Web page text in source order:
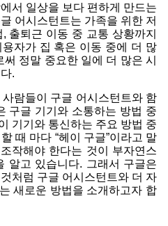
서 일상을 보다 편하게 만드는
어시스턴트는 가족을 위한 저
출퇴근 이동 중 교통 상황까지
자가 집 혹은 이동 중에 더 많
정말 중요한 일에 더 많은 시
.
람들이 구글 어시스턴트와 함
구글 기기와 소통하는 방법 중
기기와 통신하는 주요 방법 중
때 마다 “헤이 구글”이라고 말
작해야 한다는 것이 부자연스
알고 있습니다. 그래서 구글은
처럼 구글 어시스턴트와 더 자
새로운 방법을 소개하고자 합